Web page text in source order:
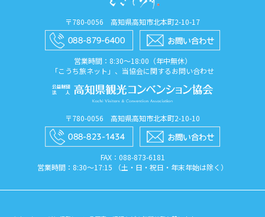
〒780-0056 高知県高知市北本町2-10-17
営業時間：8:30〜18:00（年中無休）
「こうち旅ネット」、当協会に関するお問い合わせ
〒780-0056 高知県高知市北本町2-10-10
FAX：088​-873​-6181
営業時間：8:30〜17:15 （土・日・祝日・年末年始は除く）